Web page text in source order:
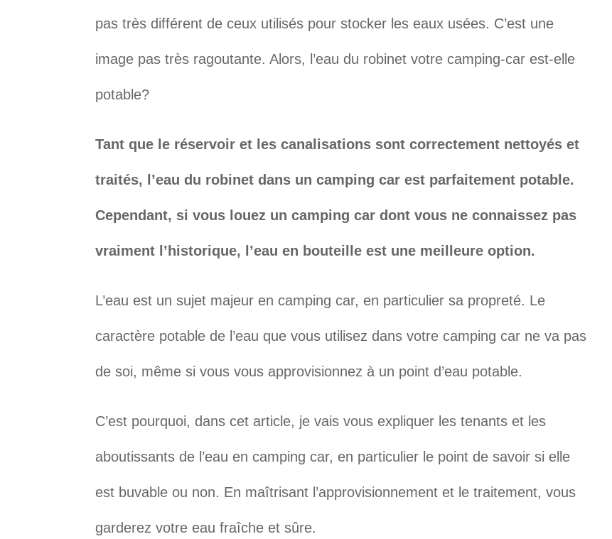
pas très différent de ceux utilisés pour stocker les eaux usées. C’est une
image pas très ragoutante. Alors, l’eau du robinet votre camping-car est-elle
potable?
Tant que le réservoir et les canalisations sont correctement nettoyés et
traités, l’eau du robinet dans un camping car est parfaitement potable.
Cependant, si vous louez un camping car dont vous ne connaissez pas
vraiment l’historique, l’eau en bouteille est une meilleure option.
L’eau est un sujet majeur en camping car, en particulier sa propreté. Le
caractère potable de l’eau que vous utilisez dans votre camping car ne va pas
de soi, même si vous vous approvisionnez à un point d’eau potable.
C’est pourquoi, dans cet article, je vais vous expliquer les tenants et les
aboutissants de l’eau en camping car, en particulier le point de savoir si elle
est buvable ou non. En maîtrisant l’approvisionnement et le traitement, vous
garderez votre eau fraîche et sûre.